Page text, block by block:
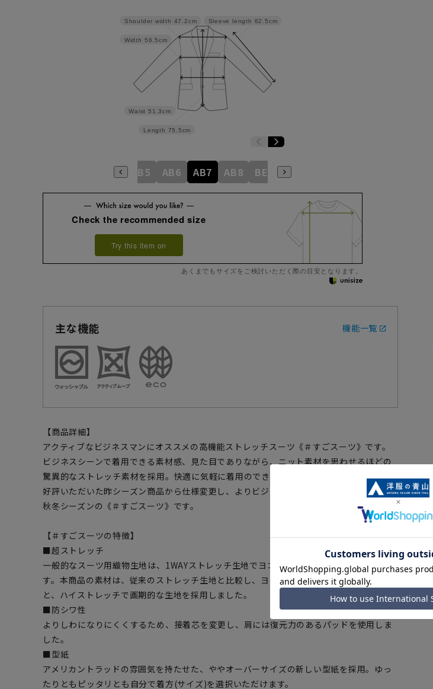
Sleeve length 62.5cm
Length 75.5cm
Waist 51.3cm
Width 56.5cm
Shoulder width 47.2cm
AB4 AB5 AB6 AB7 AB8 BE3 BE4
Check the recommended size
Try this item on
あくまでもサイズをご検討いただく際の目安となります。
主な機能 機能一覧
【商品詳細】
アクティブなビジネスマンにオススメの高機能ストレッチスーツ《＃すごスーツ》です。
ビジネスシーンで着用できる素材感、見た目でありながら、ニット素材を思わせるほどの
驚異的なストレッチ素材を採用。快適に気軽に着用のできる新しい概念のスーツです。ご
好評いただいた昨シーズン商品から仕様変更し、よりビジネスライクな見た目に進化した
秋冬シーズンの《＃すごスーツ》です。
【＃すごスーツの特徴】
■超ストレッチ
一般的なスーツ用織物生地は、1WAYストレッチ生地でヨコ約10%・タテ約3%が標準で
す。本商品の素材は、従来のストレッチ生地と比較し、ヨコ、タテ方向において約1.5倍
と、ハイストレッチで画期的な生地を採用しました。
■防シワ性
よりしわになりにくくするため、接着芯を変更し、肩には復元力のあるパッドを使用しま
した。
■型紙
アメリカントラッドの雰囲気を持たせた、ややオーバーサイズの新しい型紙を採用。ゆっ
たりともピッタリとも自分で着方(サイズ)を選択いただけます。